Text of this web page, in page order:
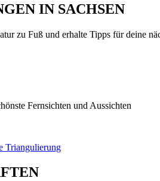
IN SACHSEN
zu Fuß und erhalte Tipps für deine
Fernsichten und Aussichten
Triangulierung